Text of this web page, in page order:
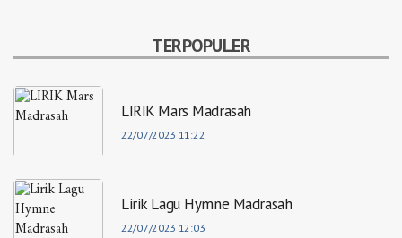
TERPOPULER
LIRIK Mars Madrasah
22/07/2023 11:22
Lirik Lagu Hymne Madrasah
22/07/2023 12:03